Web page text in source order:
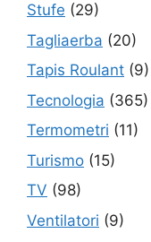
Stufe (29)
Tagliaerba (20)
Tapis Roulant (9)
Tecnologia (365)
Termometri (11)
Turismo (15)
TV (98)
Ventilatori (9)